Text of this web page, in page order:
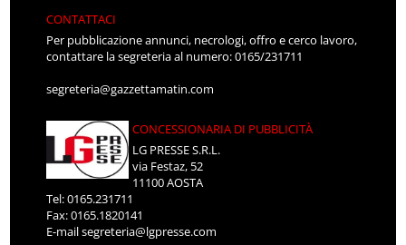
CONTATTACI
Per pubblicazione annunci, necrologi, offro e cerco lavoro,
contattare la segreteria al numero: 0165/231711
segreteria@gazzettamatin.com
CONCESSIONARIA DI PUBBLICITÀ
LG PRESSE S.R.L.
via Festaz, 52
11100 AOSTA
Tel: 0165.231711
Fax: 0165.1820141
E-mailsegreteria@lgpresse.com